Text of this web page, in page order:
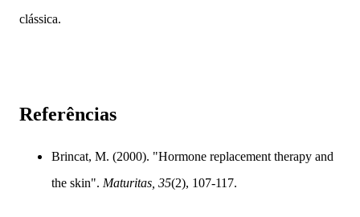
clássica.
Referências
Brincat, M. (2000). "Hormone replacement therapy and
the skin". Maturitas, 35(2), 107-117.